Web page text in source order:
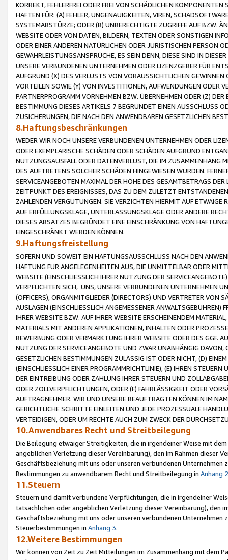
KORREKT, FEHLERFREI ODER FREI VON SCHÄDLICHEN
HAFTEN FÜR: (A) FEHLER, UNGENAUIGKEITEN, VIREN,
SYSTEMABSTÜRZE; ODER (B) UNBERECHTIGTE ZUGRIFFE AUF BZW.
WEBSITE ODER VON DATEN, BILDERN, TEXTEN ODER SONSTIGEN
ODER EINER ANDEREN NATÜRLICHEN ODER JURISTISCHEN PERSON
GEWÄHRLEISTUNGSANSPRÜCHE, ES SEIN DENN, DIESE SIND IN
UNSERE VERBUNDENEN UNTERNEHMEN ODER LIZENZGEBER FÜR
AUFGRUND (X) DES VERLUSTS VON VORAUSSICHTLICHEN
VORTEILEN SOWIE (Y) VON INVESTITIONEN, AUFWENDUNGEN ODER
PARTNERPROGRAMM VORNEHMEN BZW. ÜBERNEHMEN ODER (Z)
BESTIMMUNG DIESES ARTIKELS 7 BEGRÜNDET EINEN AUSSCHLUSS
ZUSICHERUNGEN, DIE NACH DEN ANWENDBAREN GESETZLICHEN
8.Haftungsbeschränkungen
WEDER WIR NOCH UNSERE VERBUNDENEN UNTERNEHMEN ODER
ODER EXEMPLARISCHE SCHÄDEN ODER SCHÄDEN AUFGRUND
NUTZUNGSAUSFALL ODER DATENVERLUST, DIE IM ZUSAMMENHANG
DES AUFTRETENS SOLCHER SCHÄDEN HINGEWIESEN WURDEN.
SERVICEANGEBOTEN MAXIMAL DER HÖHE DES GESAMTBETRAGS
ZEITPUNKT DES EREIGNISSES, DAS ZU DEM ZULETZT
ZAHLENDEN VERGÜTUNGEN. SIE VERZICHTEN HIERMIT AUF
AUF ERFÜLLUNGSKLAGE, UNTERLASSUNGSKLAGE ODER ANDERE
DIESES ABSATZES BEGRÜNDET EINE EINSCHRÄNKUNG VON
EINGESCHRÄNKT WERDEN KÖNNEN.
9.Haftungsfreistellung
SOFERN UND SOWEIT EIN HAFTUNGSAUSSCHLUSS NACH DEN
HAFTUNG FÜR ANGELEGENHEITEN AUS, DIE UNMITTELBAR ODER
WEBSITE (EINSCHLIESSLICH IHRER NUTZUNG DER
VERPFLICHTEN SICH, UNS, UNSERE VERBUNDENEN UNTERNEHMEN
(OFFICERS), ORGANMITGLIEDER (DIRECTORS) UND VERTRETER VON
AUSLAGEN (EINSCHLIESSLICH ANGEMESSENER
IHRER WEBSITE BZW. AUF IHRER WEBSITE ERSCHEINENDEM
MATERIALS MIT ANDEREN APPLIKATIONEN, INHALTEN ODER
BEWERBUNG ODER VERMARKTUNG IHRER WEBSITE ODER DES GGF.
NUTZUNG DER SERVICEANGEBOTE UND ZWAR UNABHÄNGIG
GESETZLICHEN BESTIMMUNGEN ZULÄSSIG IST ODER NICHT, (D)
(EINSCHLIESSLICH EINER PROGRAMMRICHTLINIE), (E) IHREN
DER EINTREIBUNG ODER ZAHLUNG IHRER STEUERN UND
ODER ZOLLVERPFLICHTUNGEN, ODER (F) FAHRLÄSSIGKEIT ODER
AUFTRAGNEHMER. WIR UND UNSERE BEAUFTRAGTEN KÖNNEN IM
GERICHTLICHE SCHRITTE EINLEITEN UND JEDE PROZESSUALE
VERTEIDIGEN, ODER UM RECHTE AUCH ZUM ZWECK DER
10.Anwendbares Recht und Streitbeilegung
Die Beilegung etwaiger Streitigkeiten, die in irgendeiner Weise mit
angeblichen Verletzung dieser Vereinbarung), den im Rahmen dieser
Geschäftsbeziehung mit uns oder unseren verbundenen
Bestimmungen zu anwendbarem Recht und Streitbeilegung in Anhang 2
11.Steuern
Steuern und damit verbundene Verpflichtungen, die in irgendeiner
tatsächlichen oder angeblichen Verletzung dieser Vereinbarung), den
Geschäftsbeziehung mit uns oder unseren verbundenen
Steuerbestimmungen in Anhang 3.
12.Weitere Bestimmungen
Wir können von Zeit zu Zeit Mitteilungen im Zusammenhang mit dem